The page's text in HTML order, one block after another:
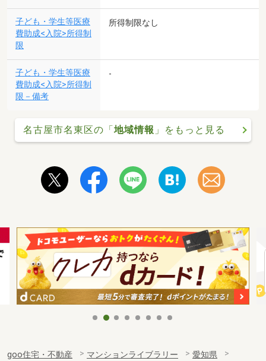
子ども・学生等医療
費助成<入院>所得制
限
所得制限なし
子ども・学生等医療
費助成<入院>所得制
限－備考
-
名古屋市名東区の「 地域情報 」をもっと見る
goo住宅・不動産 マンションライブラリー
愛知県